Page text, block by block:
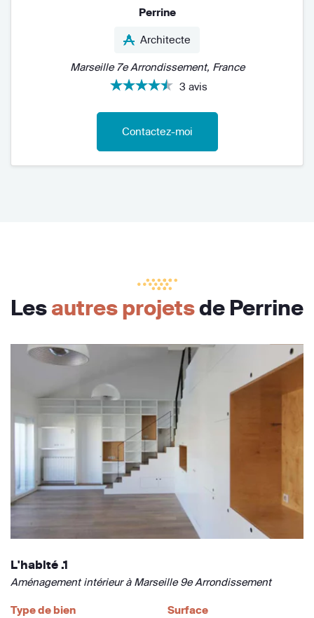
Perrine
Architecte
Marseille 7e Arrondissement, France
3 avis
Contactez-moi
Lesautres projetsde Perrine
L'habité .1
Aménagement intérieur à Marseille 9e Arrondissement
Type de bien
Surface